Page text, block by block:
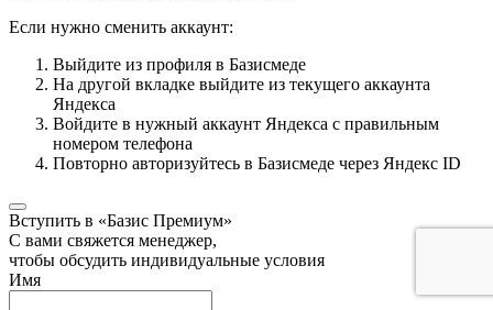
Если нужно сменить аккаунт:
Выйдите из профиля в Базисмеде
На другой вкладке выйдите из текущего аккаунта
Яндекса
Войдите в нужный аккаунт Яндекса с правильным
номером телефона
Повторно авторизуйтесь в Базисмеде через Яндекс ID
Вступить в «Базис Премиум»
С вами свяжется менеджер,
чтобы обсудить индивидуальные условия
Имя